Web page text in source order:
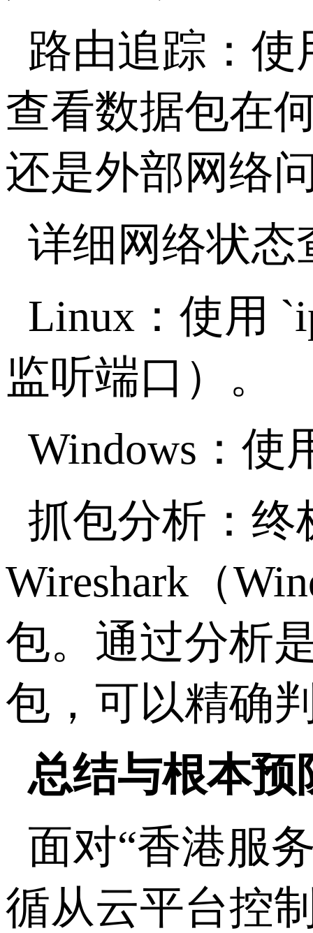
路由追踪：
查看数据包在
还是外部网络
详细网络状态
Linux ：使用
监听端口）。
Windows ：使
抓包分析：
Wireshark （
包。通过分析
包，可以精确
总结与根本预
面对“香港服
循从云平台控